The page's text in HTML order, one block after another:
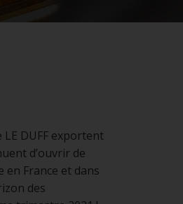
DUFF exportent
d’ouvrir de
en France et dans
des